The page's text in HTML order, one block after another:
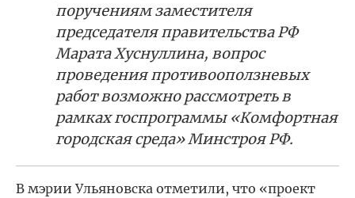
поручениям заместителя
председателя правительства РФ
Марата Хуснуллина, вопрос
проведения противооползневых
работ возможно рассмотреть в
рамках госпрограммы «Комфортная
городская среда» Минстроя РФ.
В мэрии Ульяновска отметили, что «проект